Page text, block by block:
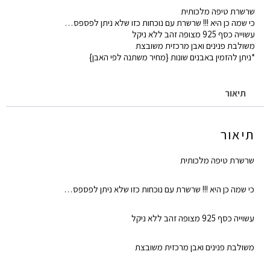
היה:
₪590.00.
₪420.00.
שרשרת טיפה מלכותית
כי שמה כן היא !!! שרשרת עם נוכחות כזו שלא ניתן לפספס…
עשוייה כסף 925 מצופה זהב ללא ניקל
משולבת פנינים ואבן מרכזית משובצת
*ניתן להזמין באבנים שונות {מחיר משתנה לפי האבן}
תיאור
תיאור
שרשרת טיפה מלכותית
כי שמה כן היא !!! שרשרת עם נוכחות כזו שלא ניתן לפספס…
עשוייה כסף 925 מצופה זהב ללא ניקל
משולבת פנינים ואבן מרכזית משובצת